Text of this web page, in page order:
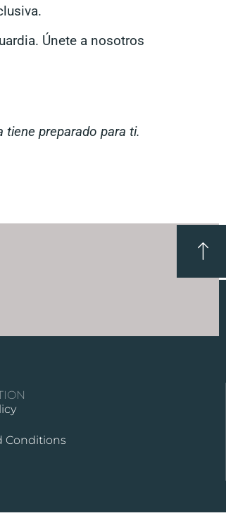
Únete a nosotros
tiene preparado para ti.
Conditions